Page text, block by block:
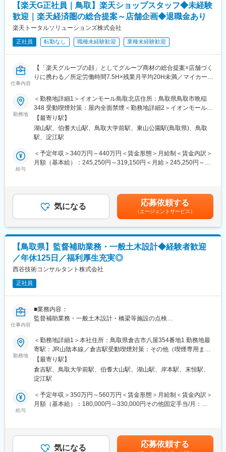
■組織構成：
1店舗あたり店長1名、スタッフ5～15名で運営。チームワークを
重視し、相談しやすく協力し合える職場環境です。
で、事業運営に必要な企画、立ち上げ、コンサルティング、オペ
レーション管理、システム・インフラ整備までを一括して提供し
変更の範囲：会社の定める業務
■建築商品：
・高耐震鉄骨造、木造高耐震2×4工法、木造2×4工法、鉄筋コンク
・具体的には、新工法の「ハードフレーム工法」と「高耐力基
礎」を採用し、自社工場生産により高強度・高品質を実現した賃
あります。
・業界でも比較的残業は少なく、月間で20時間程度となります。
社風として早期退社を進めていることから、生産性の高い仕事が
出来ています。
・土日祝日休みの年間休日127日です。着工時、完工時は忙しく
なり、休日出勤のある場合がございますが、しっかりと振替休日
■福利厚生について：
その他「東建ホール・丸の内」や「社員一番食堂」といった福利
厚生施設もございます。ご入社された際には、ぜひご利用下さ
い。
■当社の特徴：
プライム市場上場企業且つ無借金企業です。東建グループは本体
の「東健コーポレーション」を母体に、土地活用・建設を中心と
した事業展開を図っており、総合建材メーカー「ナスラック」、
中国現地法人「上海東販国際貿易有限公司」、ゴルフ場・リゾー
ト事業の「東健リゾート・ジャパン」「東健多度カントリー」な
へと成長しています。
【楽天G正社員｜鳥取】楽天ショップスタッフ◆未経験
歓迎｜楽天経済圏の総合提案～店舗企画◆退職金あり
楽天トータルソリューションズ株式会社
正社員 転勤なし 職種未経験歓迎 業種未経験歓迎
仕事内容
【「楽天グループの顔」としてグループ商材の総合提案×店舗づく
りに携わる／所定労働時間7.5H×残業月平均20H未満／マイカー通
楽天モバイルショップに来店されるお客様へ、楽天経済圏の幅広
いサービスを総合的にご提案します。
単なる携帯販売ではなく、楽天グループ唯一の対面チャネルとし
て、お客様の生活をより豊かにするトータルサポートを行うポジ
ションです。
■具体的には：
◇お客様対応
・新規契約・機種変更の受付および提案
・スマホの初期設定・データ移行サポート
・問い合わせ対応
・KPI管理・数値振り返り
・店舗会議・研修への参加
・キャンペーン企画など、集客に向けた取り組み
■教育体制：
入社後1ヶ月は店舗での実践研修を実施。サービス知識・業務の流
スキルの習得も可能。未経験でも安心してスタートできる環境で
す。
■このポジションの魅力：
◇未経験でも成長しやすいシンプルなオペレーション
料金体系が他キャリアよりシンプル覚えやすく、提案力を磨きや
すい環境です。そのため、未経験からでも短期間で成長しやす
く、早期に独り立ちが可能です。
後発キャリアだからこそ柔軟で風通しがよく、改善提案や企画が
店舗運営に活かされやすい文化があります。
スタッフから店長を経てRSV（スーパーバイザー）へステップア
ップが可能です。RSV経験後はマネジメントや本部への異動の道
勤務地
＜勤務地詳細1＞イオンモール鳥取北店住所：鳥取県鳥取市晩稲
348 受動喫煙対策：屋内全面禁煙＜勤務地詳細2＞イオンモール日
吉津店住所：鳥取県西伯郡日吉津村日吉津1160-1 受動喫煙対策：
屋内全面禁煙変更の範囲：会社の定める事業所
【最寄り駅】
湖山駅、伯耆大山駅、鳥取大学前駅、東山公園駅(鳥取県)、鳥取
駅、淀江駅
給与
＜予定年収＞340万円～440万円＜賃金形態＞月給制＜賃金内訳＞
月額（基本給）：245,250円～319,150円＜月給＞245,250円～
はあくまでも目安の金額であり、選考を通じて上下する可能性が
あります。月給(月額)は固定手当を含めた表記です。
気になる 応募依頼する
（エージェントサービス）
【鳥取県】監督補助業務・一般土木設計◆経験者歓迎
／年休125日／福利厚生充実◎
西谷技術コンサルタント株式会社
正社員
仕事内容
■業務内容：
監督補助業務・一般土木設計・橋梁等施設の点検
※発注者（官公庁）／協力業者との調整
※各種報告書／写真管理／施工計画書の作成
※現場での巡回／進捗確認
※その他、施工に関わるマネジメント業務全般
■就業環境：
・完全週休二日制で残業時間も少ないので、趣味や家庭のための
時間もしっかり確保でき、ワークライフバランスが実現できま
す。
新卒離職率、残業時間、有休取得率、育休取得実績（男女とも）
等の審査をクリアし、厚生労働省より「ユースエール」「くる み
勤務地
＜勤務地詳細1＞本社住所：鳥取県倉吉市八屋354番地1 勤務地最
寄駅：JR山陰本線／倉吉駅受動喫煙対策：その他（喫煙専用また
は加熱式たばこ専用喫煙所設置）＜勤務地詳細2＞鳥取支社住所：
鳥取県鳥取市湖山町北4丁目102 受動喫煙対策：その他（喫煙専用
または加熱式たばこ専用喫煙所設置）＜勤務地詳細3＞米子支社住
または加熱式たばこ専用喫煙所設置）変更の範囲：会社の定める
事業所（リモートワーク含む）
【最寄り駅】
倉吉駅、鳥取大学前駅、伯耆大山駅、湖山駅、岸本駅、末恒駅、
淀江駅
給与
＜予定年収＞350万円～560万円＜賃金形態＞月給制＜賃金内訳＞
月額（基本給）：180,000円～330,000円その他固定手当/月：
績）・昇給／～18,000円（昨年度実績）賃金はあくまでも目安の
金額であり、選考を通じて上下する可能性があります。月給(月額)
気になる 応募依頼する